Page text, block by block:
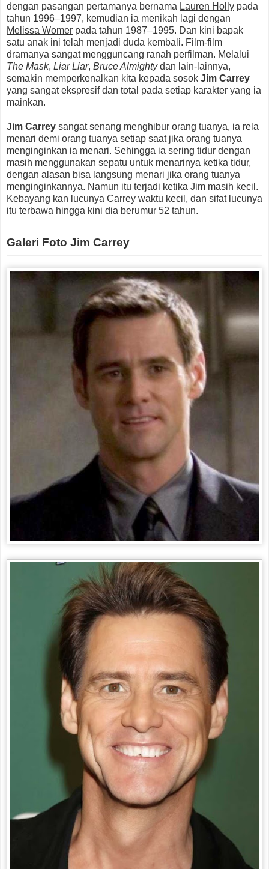
dengan pasangan pertamanya bernama Lauren Holly pada
tahun 1996–1997, kemudian ia menikah lagi dengan
Melissa Womer pada tahun 1987–1995. Dan kini bapak
satu anak ini telah menjadi duda kembali. Film-film
dramanya sangat mengguncang ranah perfilman. Melalui
The Mask, Liar Liar, Bruce Almightydan lain-lainnya,
semakin memperkenalkan kita kepada sosok Jim Carrey
yang sangat ekspresif dan total pada setiap karakter yang ia
mainkan.
Jim Carrey sangat senang menghibur orang tuanya, ia rela
menari demi orang tuanya setiap saat jika orang tuanya
menginginkan ia menari. Sehingga ia sering tidur dengan
masih menggunakan sepatu untuk menarinya ketika tidur,
dengan alasan bisa langsung menari jika orang tuanya
menginginkannya. Namun itu terjadi ketika Jim masih kecil.
Kebayang kan lucunya Carrey waktu kecil, dan sifat lucunya
itu terbawa hingga kini dia berumur 52 tahun.
Galeri Foto Jim Carrey